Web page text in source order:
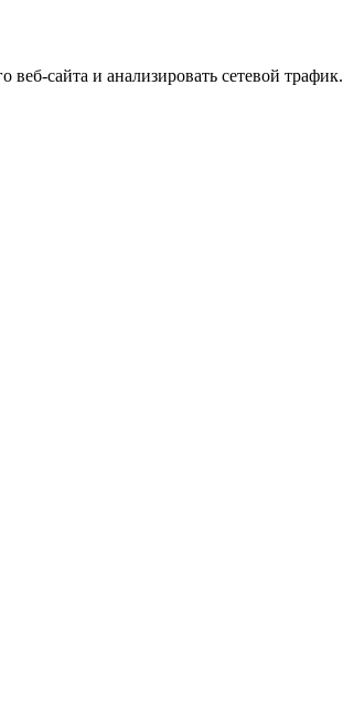
сайта и анализировать сетевой трафик.